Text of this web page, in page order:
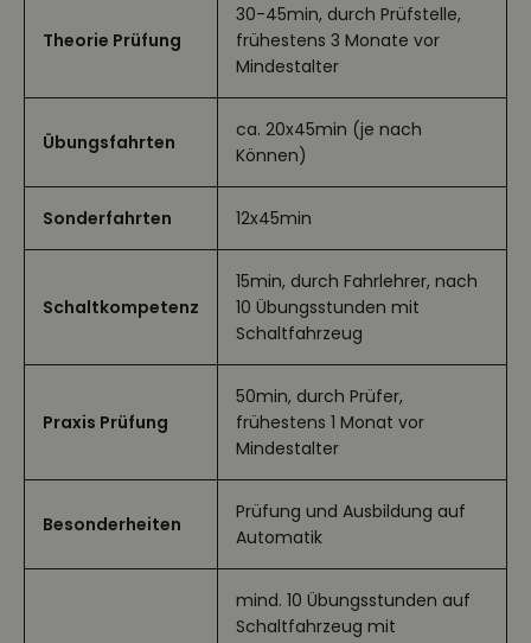
Theorie Prüfung
30-45min, durch Prüfstelle,
frühestens 3 Monate vor
Mindestalter
Übungsfahrten
ca. 20x45min (je nach
Können)
Sonderfahrten 12x45min
Schaltkompetenz
15min, durch Fahrlehrer, nach
10 Übungsstunden mit
Schaltfahrzeug
Praxis Prüfung
50min, durch Prüfer,
frühestens 1 Monat vor
Mindestalter
Besonderheiten
Prüfung und Ausbildung auf
Automatik
mind. 10 Übungsstunden auf
Schaltfahrzeug mit